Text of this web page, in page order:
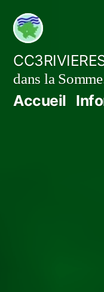
Aller
contenu
dans la
Accueil